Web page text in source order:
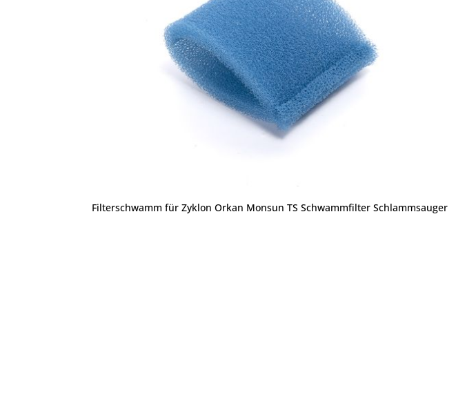
Filterschwamm für Zyklon Orkan Monsun TS Schwammfilter Schlammsauger